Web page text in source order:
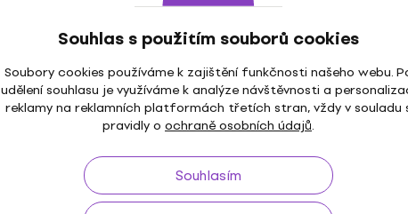
Souhlas s použitím souborů cookies
Soubory cookies používáme k zajištění funkčnosti našeho webu.
udělení souhlasu je využíváme k analýze návštěvnosti a
reklamy na reklamních platformách třetích stran, vždy v souladu
pravidly o ochraně osobních údajů.
Souhlasím